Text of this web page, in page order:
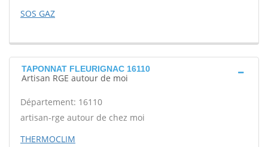
SOS GAZ
TAPONNAT FLEURIGNAC 16110
Artisan RGE autour de moi
Département: 16110
artisan-rge autour de chez moi
THERMOCLIM